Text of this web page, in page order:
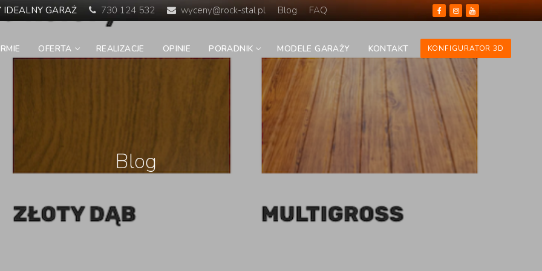
IDEALNY GARAŻ 730 124 532 wyceny@rock-stal.pl Blog FAQ
OFERTA REALIZACJE OPINIE PORADNIK MODELE GARAŻY KONTAKT KONFIGURATOR 3D
Blog